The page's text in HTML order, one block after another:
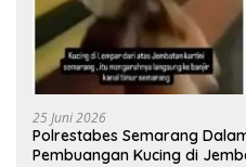
25 Juni 2026
Polrestabes Semarang
Pembuangan Kucing di